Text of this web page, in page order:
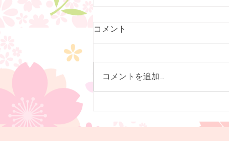
オンライン予約開始しました
７月１３日（月）より、高濃度ビ
オンライン予約を開始致しまし
た。ビタミンC点滴は２日前ま
で、産後ケアは３日前までの予約
コメント
コメントを追加…